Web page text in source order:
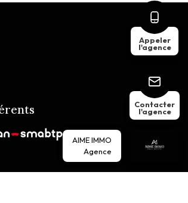
AIME IMMO
Agence
Appeler
l'agence
Contacter
l'agence